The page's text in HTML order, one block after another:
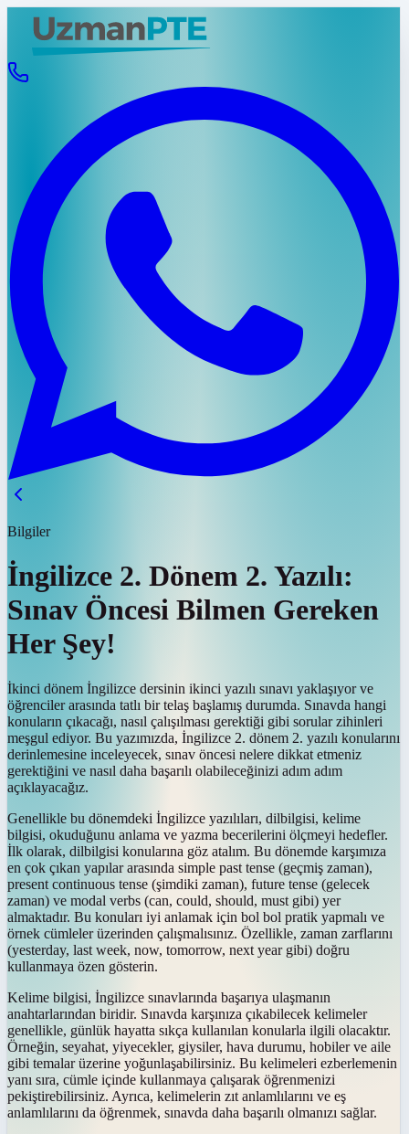
Bilgiler
İngilizce 2. Dönem 2. Yazılı:
Sınav Öncesi Bilmen Gereken
Her Şey!
İkinci dönem İngilizce dersinin ikinci yazılı sınavı yaklaşıyor ve
öğrenciler arasında tatlı bir telaş başlamış durumda. Sınavda hangi
konuların çıkacağı, nasıl çalışılması gerektiği gibi sorular zihinleri
meşgul ediyor. Bu yazımızda, İngilizce 2. dönem 2. yazılı konularını
derinlemesine inceleyecek, sınav öncesi nelere dikkat etmeniz
gerektiğini ve nasıl daha başarılı olabileceğinizi adım adım
açıklayacağız.
Genellikle bu dönemdeki İngilizce yazılıları, dilbilgisi, kelime
bilgisi, okuduğunu anlama ve yazma becerilerini ölçmeyi hedefler.
İlk olarak, dilbilgisi konularına göz atalım. Bu dönemde karşımıza
en çok çıkan yapılar arasında simple past tense (geçmiş zaman),
present continuous tense (şimdiki zaman), future tense (gelecek
zaman) ve modal verbs (can, could, should, must gibi) yer
almaktadır. Bu konuları iyi anlamak için bol bol pratik yapmalı ve
örnek cümleler üzerinden çalışmalısınız. Özellikle, zaman zarflarını
(yesterday, last week, now, tomorrow, next year gibi) doğru
kullanmaya özen gösterin.
Kelime bilgisi, İngilizce sınavlarında başarıya ulaşmanın
anahtarlarından biridir. Sınavda karşınıza çıkabilecek kelimeler
genellikle, günlük hayatta sıkça kullanılan konularla ilgili olacaktır.
Örneğin, seyahat, yiyecekler, giysiler, hava durumu, hobiler ve aile
gibi temalar üzerine yoğunlaşabilirsiniz. Bu kelimeleri ezberlemenin
yanı sıra, cümle içinde kullanmaya çalışarak öğrenmenizi
pekiştirebilirsiniz. Ayrıca, kelimelerin zıt anlamlılarını ve eş
anlamlılarını da öğrenmek, sınavda daha başarılı olmanızı sağlar.